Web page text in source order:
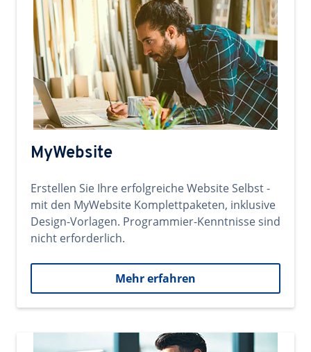
MyWebsite
Erstellen Sie Ihre erfolgreiche Website Selbst -
mit den MyWebsite Komplettpaketen, inklusive
Design-Vorlagen. Programmier-Kenntnisse sind
nicht erforderlich.
Mehr erfahren